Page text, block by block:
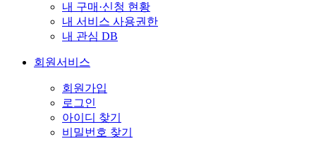
내 구매·신청 현황
내 서비스 사용권한
내 관심 DB
회원서비스
회원가입
로그인
아이디 찾기
비밀번호 찾기